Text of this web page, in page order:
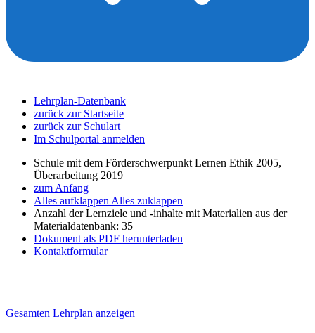
Lehrplan-Datenbank
zurück zur Startseite
zurück zur Schulart
Im Schulportal anmelden
Schule mit dem Förderschwerpunkt Lernen Ethik 2005,
Überarbeitung 2019
zum Anfang
Alles aufklappen Alles zuklappen
Anzahl der Lernziele und -inhalte mit Materialien aus der
Materialdatenbank: 35
Dokument als PDF herunterladen
Kontaktformular
Gesamten Lehrplan anzeigen